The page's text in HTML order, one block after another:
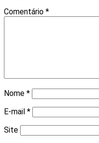
Comentário *
Nome *
E-mail *
Site